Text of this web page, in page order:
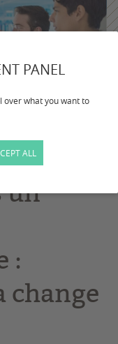
PANEL
over what you want to
ALL
un
:
change